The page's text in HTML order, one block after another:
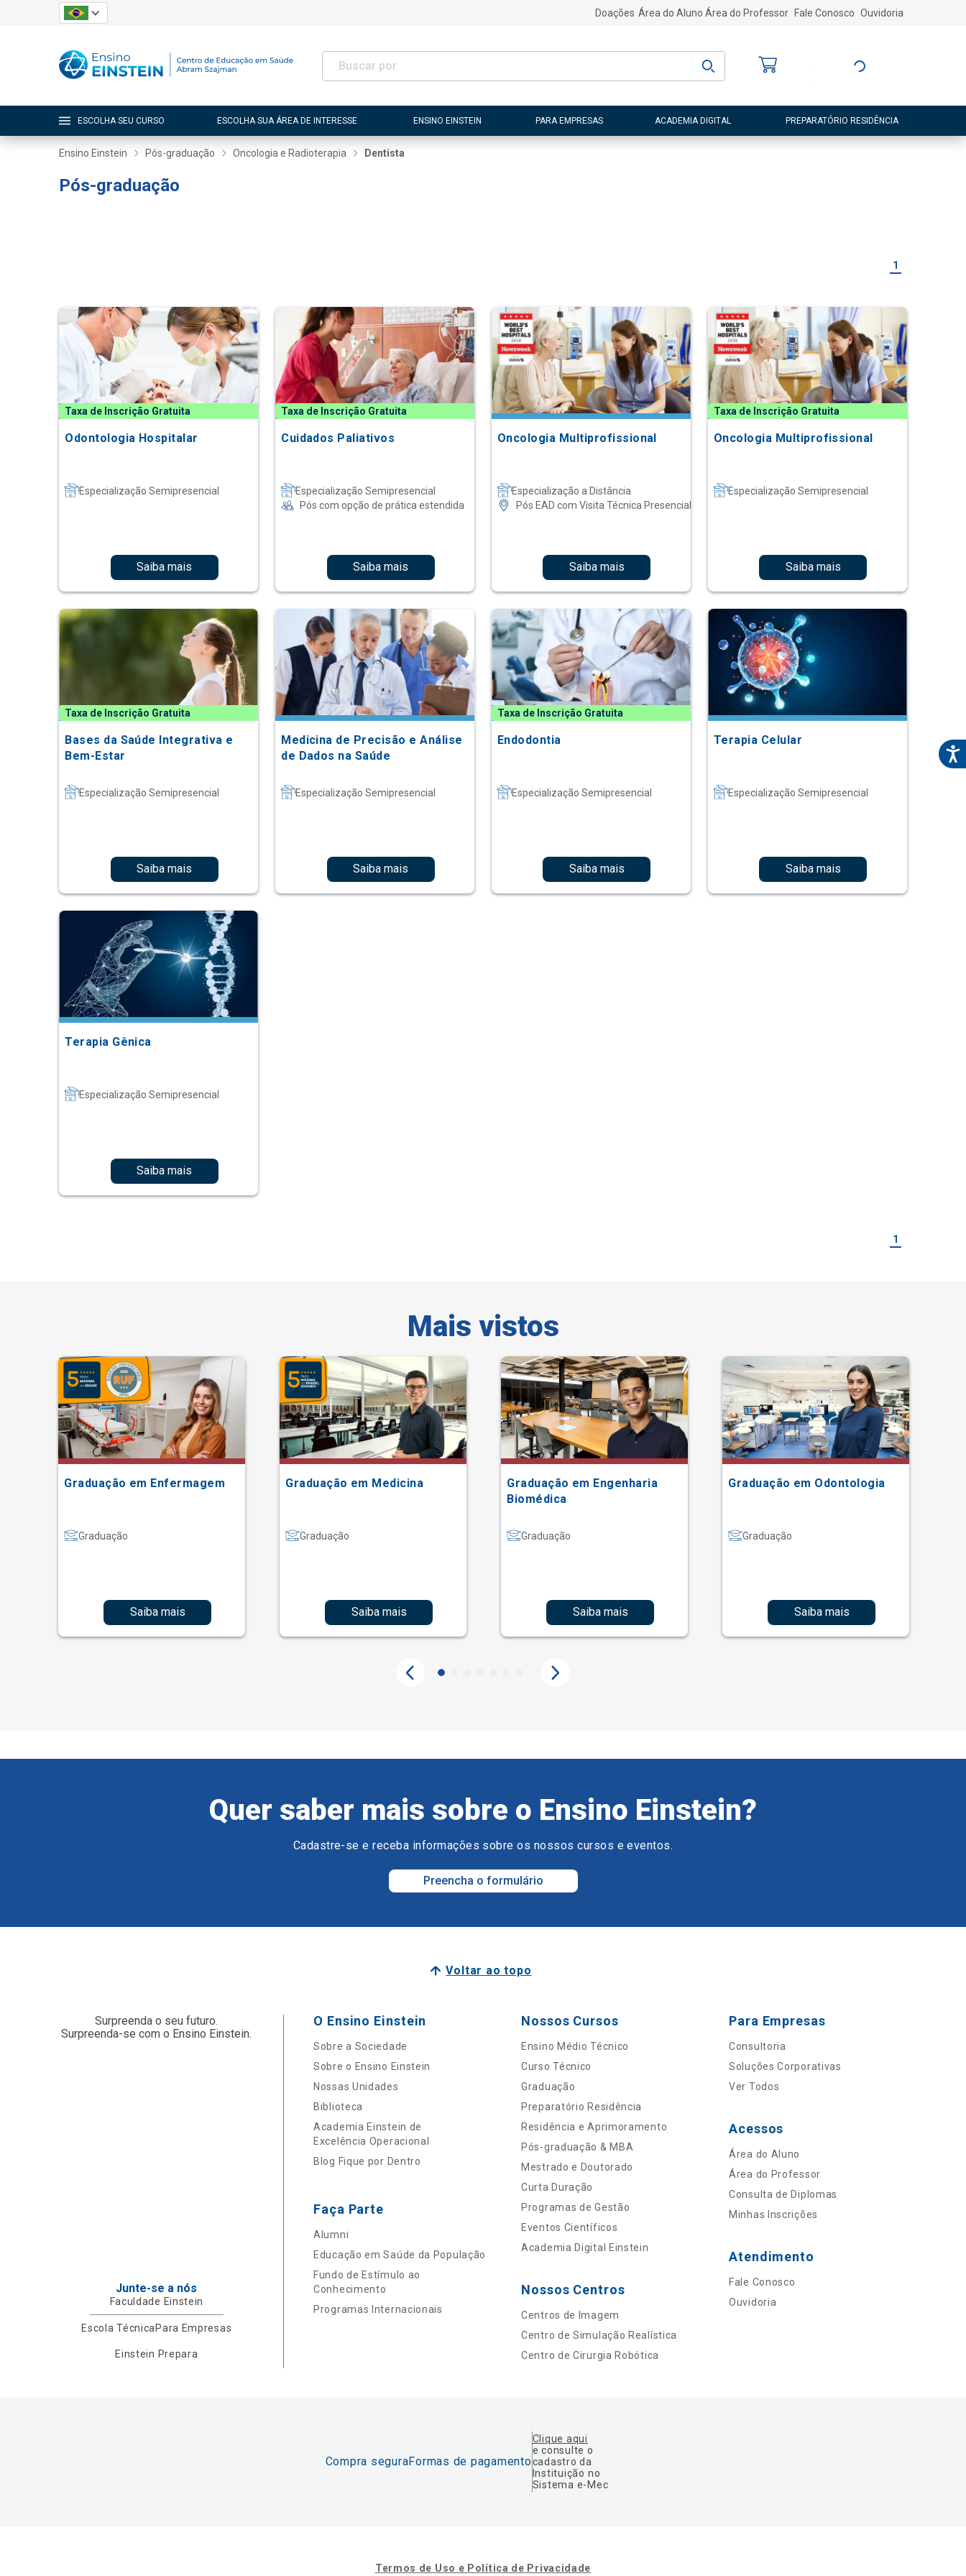
Doações Área do Aluno Área do Professor Fale Conosco Ouvidoria
Entre ou Cadastre-
ESCOLHA SEU CURSO ESCOLHA SUA ÁREA DE INTERESSE ENSINO EINSTEIN PARA EMPRESAS ACADEMIA DIGITAL PREPARATÓRIO RESIDÊNCIA
Ensino Einstein Pós-graduação Oncologia e Radioterapia Dentista
Pós-graduação
1
Taxa de Inscrição Gratuita
Odontologia Hospitalar
Especialização Semipresencial
Saiba mais
Taxa de Inscrição Gratuita
Cuidados Paliativos
Especialização Semipresencial
Pós com opção de prática estendida
Saiba mais
Oncologia Multiprofissional
Especialização a Distância
Pós EAD com Visita Técnica Presencial
Saiba mais
Taxa de Inscrição Gratuita
Oncologia Multiprofissional
Especialização Semipresencial
Saiba mais
Taxa de Inscrição Gratuita
Bases da Saúde Integrativa e
Bem-Estar
Especialização Semipresencial
Saiba mais
Medicina de Precisão e Análise
de Dados na Saúde
Especialização Semipresencial
Saiba mais
Taxa de Inscrição Gratuita
Endodontia
Especialização Semipresencial
Saiba mais
Terapia Celular
Especialização Semipresencial
Saiba mais
Terapia Gênica
Especialização Semipresencial
Saiba mais
1
Mais vistos
Graduação em Enfermagem
Graduação
Saiba mais
Graduação em Medicina
Graduação
Saiba mais
Graduação em Engenharia
Biomédica
Graduação
Saiba mais
Graduação em Odontologia
Graduação
Saiba mais
Quer saber mais sobre o Ensino Einstein?
Cadastre-se e receba informações sobre os nossos cursos e eventos.
Preencha o formulário
Voltar ao topo
Surpreenda o seu futuro.
Surpreenda-se com o Ensino Einstein.
Junte-se a nós
Faculdade Einstein
Escola TécnicaPara Empresas
Einstein Prepara
O Ensino Einstein
Sobre a Sociedade
Sobre o Ensino Einstein
Nossas Unidades
Biblioteca
Academia Einstein de
Excelência Operacional
Blog Fique por Dentro
Faça Parte
Alumni
Educação em Saúde da População
Fundo de Estímulo ao
Conhecimento
Programas Internacionais
Nossos Cursos
Ensino Médio Técnico
Curso Técnico
Graduação
Preparatório Residência
Residência e Aprimoramento
Pós-graduação & MBA
Mestrado e Doutorado
Curta Duração
Programas de Gestão
Eventos Científicos
Academia Digital Einstein
Nossos Centros
Centros de Imagem
Centro de Simulação Realística
Centro de Cirurgia Robótica
Para Empresas
Consultoria
Soluções Corporativas
Ver Todos
Acessos
Área do Aluno
Área do Professor
Consulta de Diplomas
Minhas Inscrições
Atendimento
Fale Conosco
Ouvidoria
Compra seguraFormas de pagamento
Clique aqui
e consulte o
cadastro da
Instituição no
Sistema e-Mec
Termos de Uso e Política de Privacidade